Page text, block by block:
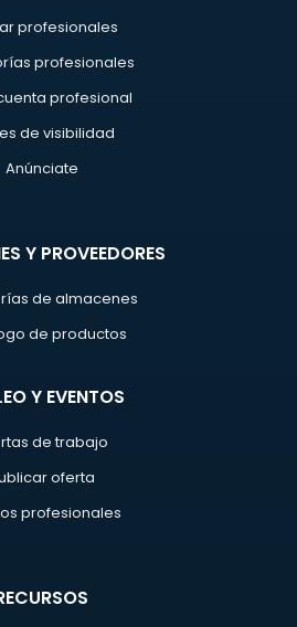
profesionales
profesionales
profesional
de visibilidad
Anúnciate
Y PROVEEDORES
de almacenes
de productos
Y EVENTOS
de trabajo
oferta
profesionales